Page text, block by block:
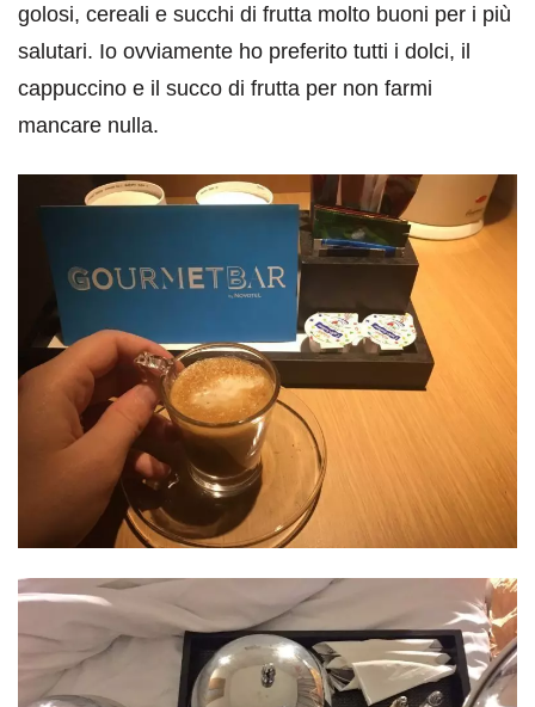
golosi, cereali e succhi di frutta molto buoni per i più
salutari. Io ovviamente ho preferito tutti i dolci, il
cappuccino e il succo di frutta per non farmi
mancare nulla.